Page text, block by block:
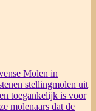
Molen in
stellingmolen uit
toegankelijk is voor
molenaars dat de